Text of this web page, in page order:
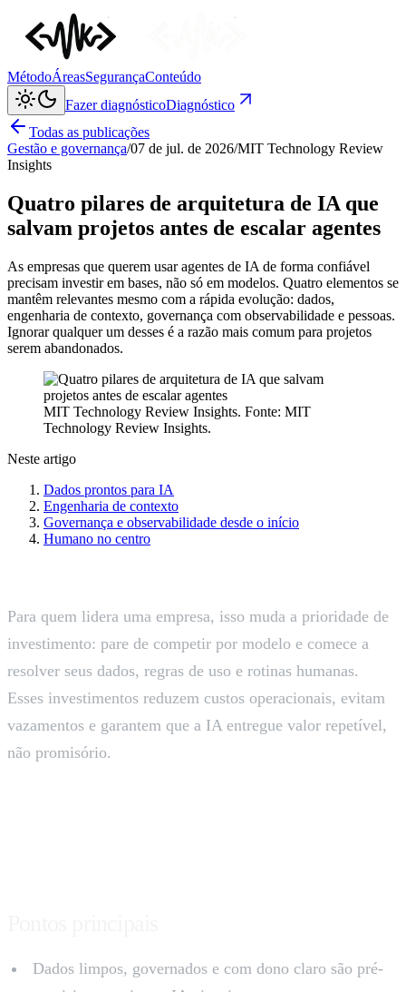
MétodoÁreasSegurançaConteúdo
Fazer diagnósticoDiagnóstico
Todas as publicações
Gestão e governança/07 de jul. de 2026/MIT Technology Review
Insights
Quatro pilares de arquitetura de IA que
salvam projetos antes de escalar agentes
As empresas que querem usar agentes de IA de forma confiável
precisam investir em bases, não só em modelos. Quatro elementos se
mantêm relevantes mesmo com a rápida evolução: dados,
engenharia de contexto, governança com observabilidade e pessoas.
Ignorar qualquer um desses é a razão mais comum para projetos
serem abandonados.
MIT Technology Review Insights. Fonte: MIT
Technology Review Insights.
Neste artigo
Dados prontos para IA
Engenharia de contexto
Governança e observabilidade desde o início
Humano no centro
Para quem lidera uma empresa, isso muda a prioridade de
investimento: pare de competir por modelo e comece a
resolver seus dados, regras de uso e rotinas humanas.
Esses investimentos reduzem custos operacionais, evitam
vazamentos e garantem que a IA entregue valor repetível,
não promisório.
Dados limpos, governados e com dono claro são pré-